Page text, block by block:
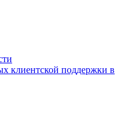
клиентской поддержки в